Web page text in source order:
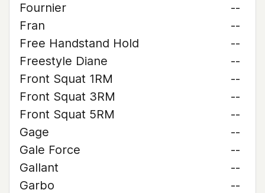
Fournier
--
Fran
--
Free Handstand Hold
--
Freestyle Diane
--
Front Squat 1RM
--
Front Squat 3RM
--
Front Squat 5RM
--
Gage
--
Gale Force
--
Gallant
--
Garbo
--